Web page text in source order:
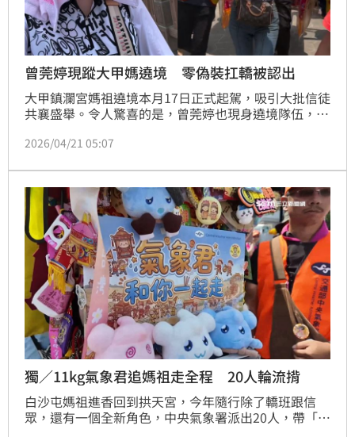
曾莞婷現蹤大甲媽遶境 零偽裝扛轎被認出
大甲鎮瀾宮媽祖遶境本月17日正式起駕，吸引大批信徒
共襄盛舉。令人驚喜的是，曾莞婷也現身遶境隊伍，親
熱議。
2026/04/21 05:07
獨／11kg氣象君追媽祖走全程 20人輪流揹
白沙屯媽祖進香回到拱天宮，今年隨行除了轎班跟信
眾，還有一個全新角色，中央氣象署派出20人，帶「氣